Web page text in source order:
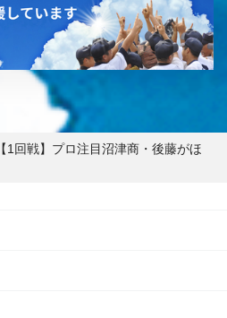
【1回戦】プロ注目沼津商・後藤がほ